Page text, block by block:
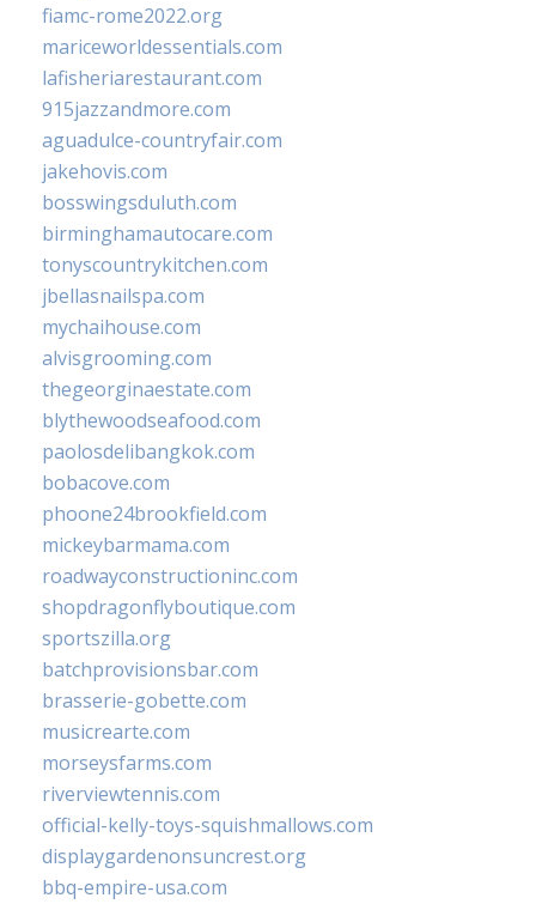
fiamc-rome2022.org
mariceworldessentials.com
lafisheriarestaurant.com
915jazzandmore.com
aguadulce-countryfair.com
jakehovis.com
bosswingsduluth.com
birminghamautocare.com
tonyscountrykitchen.com
jbellasnailspa.com
mychaihouse.com
alvisgrooming.com
thegeorginaestate.com
blythewoodseafood.com
paolosdelibangkok.com
bobacove.com
phoone24brookfield.com
mickeybarmama.com
roadwayconstructioninc.com
shopdragonflyboutique.com
sportszilla.org
batchprovisionsbar.com
brasserie-gobette.com
musicrearte.com
morseysfarms.com
riverviewtennis.com
official-kelly-toys-squishmallows.com
displaygardenonsuncrest.org
bbq-empire-usa.com